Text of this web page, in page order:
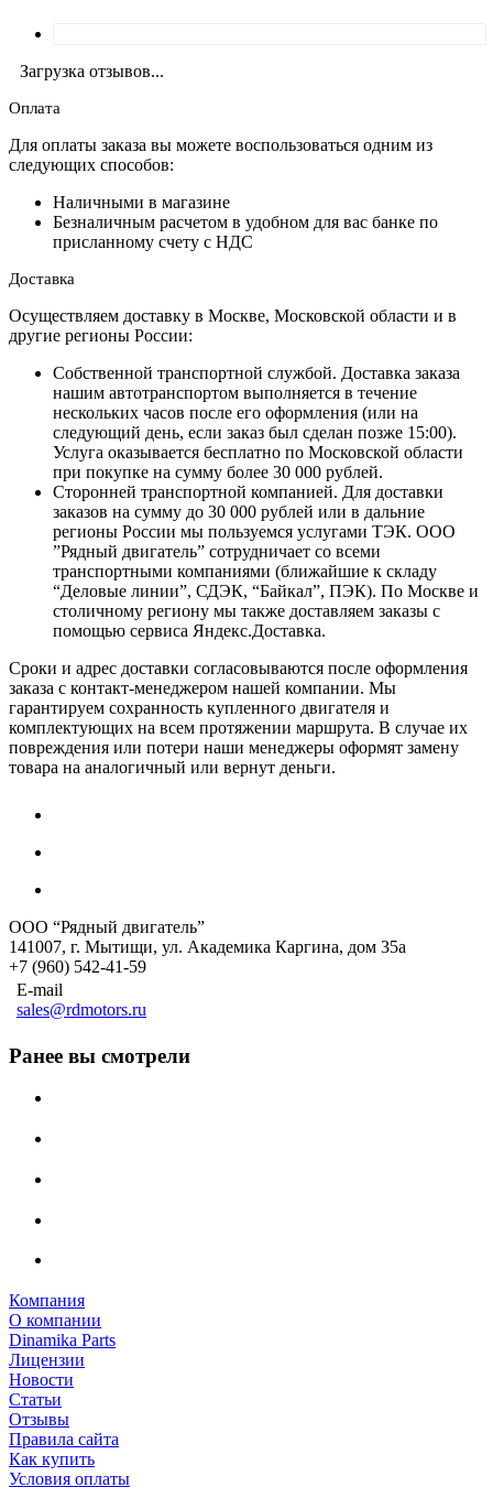
Загрузка отзывов...
Оплата
Для оплаты заказа вы можете воспользоваться одним из
следующих способов:
Наличными в магазине
Безналичным расчетом в удобном для вас банке по
присланному счету с НДС
Доставка
Осуществляем доставку в Москве, Московской области и в
другие регионы России:
Собственной транспортной службой. Доставка заказа
нашим автотранспортом выполняется в течение
нескольких часов после его оформления (или на
следующий день, если заказ был сделан позже 15:00).
Услуга оказывается бесплатно по Московской области
при покупке на сумму более 30 000 рублей.
Сторонней транспортной компанией. Для доставки
заказов на сумму до 30 000 рублей или в дальние
регионы России мы пользуемся услугами ТЭК. ООО
”Рядный двигатель” сотрудничает со всеми
транспортными компаниями (ближайшие к складу
“Деловые линии”, СДЭК, “Байкал”, ПЭК). По Москве и
столичному региону мы также доставляем заказы с
помощью сервиса Яндекс.Доставка.
Сроки и адрес доставки согласовываются после оформления
заказа с контакт-менеджером нашей компании. Мы
гарантируем сохранность купленного двигателя и
комплектующих на всем протяжении маршрута. В случае их
повреждения или потери наши менеджеры оформят замену
товара на аналогичный или вернут деньги.
ООО “Рядный двигатель”
141007, г. Мытищи, ул. Академика Каргина, дом 35а
+7 (960) 542-41-59
E-mail
sales@rdmotors.ru
Ранее вы смотрели
Компания
О компании
Dinamika Parts
Лицензии
Новости
Статьи
Отзывы
Правила сайта
Как купить
Условия оплаты